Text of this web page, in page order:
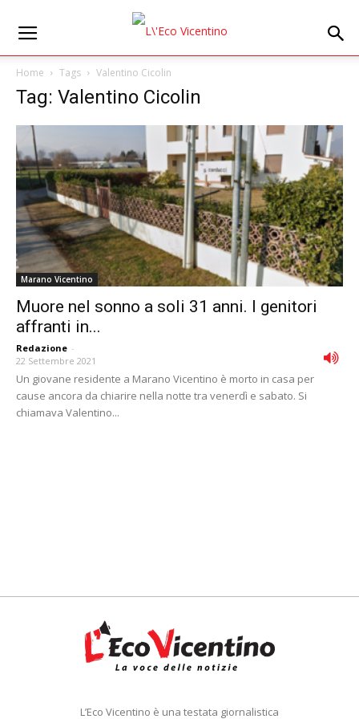
Home Tags Valentino Cicolin
Tag: Valentino Cicolin
Marano Vicentino
Muore nel sonno a soli 31 anni. I genitori
affranti in...
Redazione -
22 Settembre 2021
Un giovane residente a Marano Vicentino è morto in casa per
cause ancora da chiarire nella notte tra venerdì e sabato. Si
chiamava Valentino...
L’Eco Vicentino è una testata giornalistica